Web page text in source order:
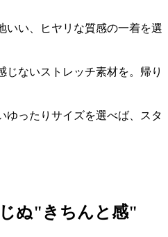
いい、ヒヤリな質感の一着を選
じないストレッチ素材を。帰り
ゆったりサイズを選べば、スタ
ぬ"きちんと感"